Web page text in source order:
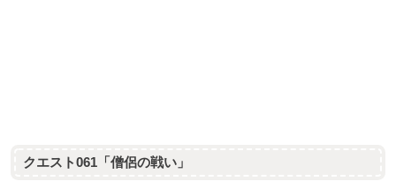
クエスト061「僧侶の戦い」